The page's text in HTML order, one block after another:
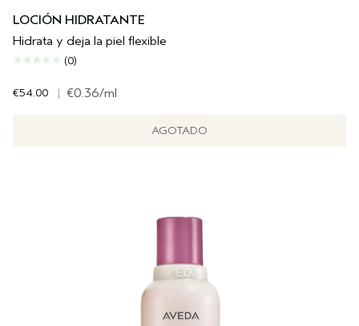
LOCIÓN HIDRATANTE
Hidrata y deja la piel flexible
(0)
€54.00 | €0.36/ml
AGOTADO